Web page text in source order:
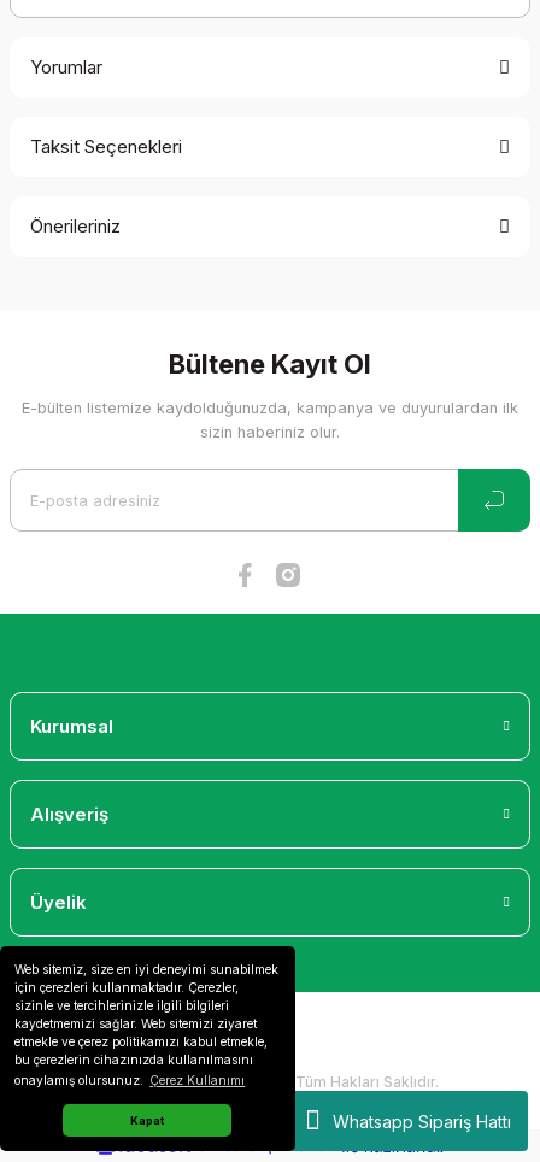
Web sitemiz, size en iyi deneyimi sunabilmek
için çerezleri kullanmaktadır. Çerezler,
sizinle ve tercihlerinizle ilgili bilgileri
kaydetmemizi sağlar. Web sitemizi ziyaret
etmekle ve çerez politikamızı kabul etmekle,
bu çerezlerin cihazınızda kullanılmasını
onaylamış olursunuz.
Çerez Kullanımı
Kapat Whatsapp Sipariş Hattı
Yorumlar
Taksit Seçenekleri
Önerileriniz
Görüş ve önerileriniz için teşekkür ederiz.
Ürün resmi kalitesiz, bozuk veya görüntülenemiyor.
Bültene Kayıt Ol
E-bülten listemize kaydolduğunuzda, kampanya ve duyurulardan ilk
sizin haberiniz olur.
Kurumsal
Alışveriş
Üyelik
2024 Copyright IdeaSoft - Tüm Hakları Saklıdır.